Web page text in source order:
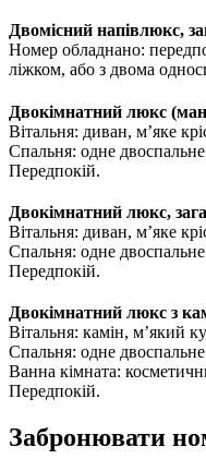
Двомісний напівлюкс,
Номер обладнано:
ліжком, або з двома
Двокімнатний люкс
Вітальня: диван, м’яке
Спальня: одне
Передпокій.
Двокімнатний люкс,
Вітальня: диван, м’яке
Спальня: одне
Передпокій.
Двокімнатний люкс з
Вітальня: камін, м’який
Спальня: одне
Ванна кімната:
Передпокій.
Забронювати